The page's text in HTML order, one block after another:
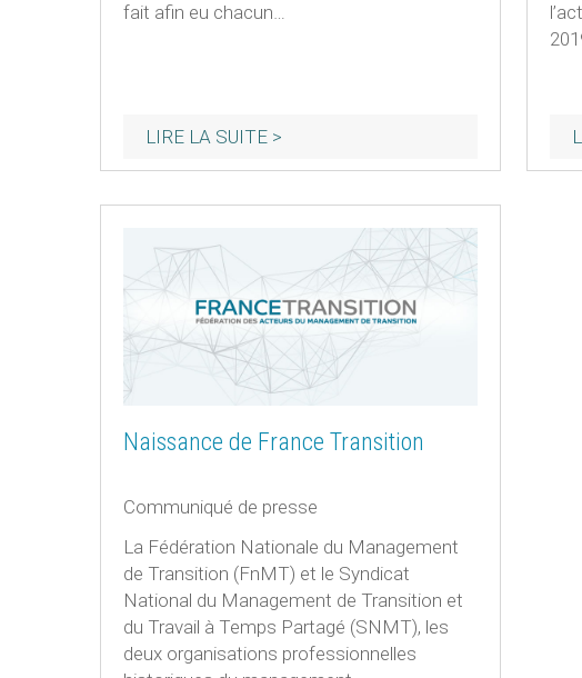
fait afin eu chacun…
Naissance de France Transition
Communiqué de presse
La Fédération Nationale du Management
de Transition (FnMT) et le Syndicat
National du Management de Transition et
du Travail à Temps Partagé (SNMT), les
deux organisations professionnelles